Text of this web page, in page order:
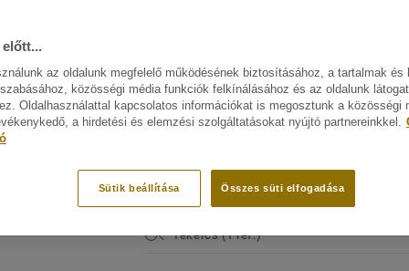
megtekitése. (12)
karbantartást biztosítson. Igény esetén
rendelhető.Lumaflex alátétrendszerrel
különböző sporttevékenységekhez is
nyújtson.
Rendkívül ellenálló a kopással a
benyomódással szemben
Helyszíni felületkezelés
A Lumaflex alátétrendszerrel
kombinálható
Tekercs (1 ref.)
előtt...
az oldalunk megfelelő működésének biztosításához, a tartalmak és
közösségi média funkciók felkínálásához és az oldalunk
Oldalhasználattal kapcsolatos információkat is megosztunk a közösségi
a hirdetési és elemzési szolgáltatásokat nyújtó partnereinkkel.
Összes süti elfogadása
Sütik beállítása